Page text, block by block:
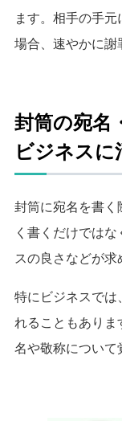
ます。 相手の手元
場合、速やかに謝
封筒の宛名
ビジネスに
封筒に宛名を書く
く書くだけでは
スの良さなどが求
特にビジネスでは
れることもありま
名や敬称について